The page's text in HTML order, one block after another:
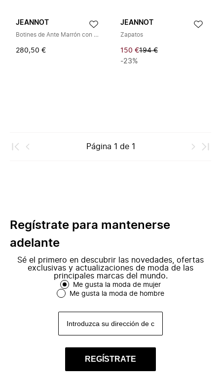
JEANNOT
Botines de Ante Marrón con Tacón Burbuja
280,50 €
JEANNOT
Zapatos
150 €194 €
-23%
Página 1 de 1
Regístrate para mantenerse
adelante
Sé el primero en descubrir las novedades, ofertas
exclusivas y actualizaciones de moda de las
principales marcas del mundo.
Me gusta la moda de mujer
Me gusta la moda de hombre
REGÍSTRATE